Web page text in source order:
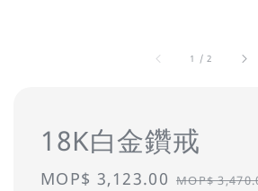
1 / 2
18K白金鑽戒
Sale
MOP$ 3,123.00 Regular
MOP$